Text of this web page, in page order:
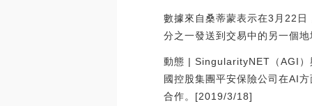
數據來自桑蒂蒙表示在3月22
分之一發送到交易中的另一個地
動態 | SingularityNET（AGI）
國控股集團平安保險公司在AI
合作。[2019/3/18]